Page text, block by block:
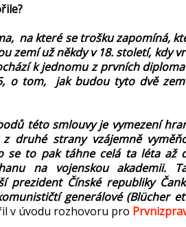
na které se trošku zapomíná,
zemí už někdy v 18. století, kdy
k jednomu z prvních
o tom, jak budou tyto dvě
této smlouvy je vymezení
druhé strany vzájemně
se to pak táhne celá ta léta až
na vojenskou akademii.
prezident Čínské republiky
generálové (Blücher
v úvodu rozhovoru pro